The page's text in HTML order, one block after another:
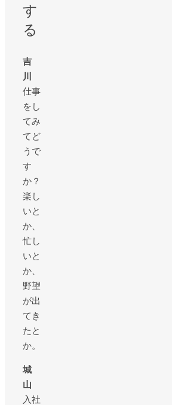
す
る
吉
川
仕事
をし
てみ
てど
うで
す
か？
楽し
いと
か、
忙し
いと
か、
野望
が出
てき
たと
か。
城
山
入社